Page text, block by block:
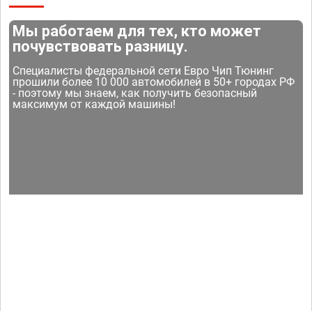
Мы работаем для тех, кто может
почувствовать разницу.
Специалисты федеральной сети Евро Чип Тюнинг
прошили более 10 000 автомобилей в 50+ городах РФ
- поэтому мы знаем, как получить безопасный
максимум от каждой машины!